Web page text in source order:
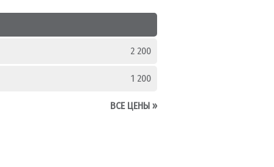
2 200
1 200
ВСЕ ЦЕНЫ »